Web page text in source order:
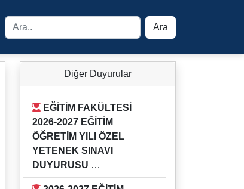
Ara
Diğer Duyurular
2026-2027 EĞİTİM
ÖĞRETİM YILI ÖZEL
YETENEK SINAVI
DUYURUSU
03.08.2026